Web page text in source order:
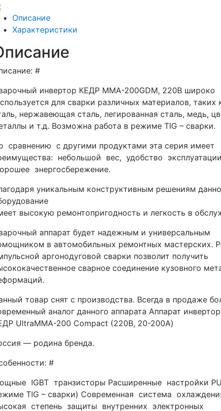
Описание
Характеристики
#
инвертор КЕДР MMA-200GDM, 220В широко
для сварки различных материалов, таких
нержавеющая сталь, легированная сталь, медь,
и т.д. Возможна работа в режиме TIG – сварки.
сравнению с другими продуктами эта серия имеет
небольшой вес, удобство
энергосбережение.
уникальным конструктивным решениям
высокую ремонтопригодность и легкость в
аппарат будет надежным и универсальным
в автомобильных ремонтных мастерских.
аргонодуговой сварки позволит получить
сварное соединение кузовного
товар снят с производства. Всегда в продаже
аналог данного аппарата Аппарат
UltraMMA-200 Compact (220В, 20-200А)
— родина бренда.
#
IGBT транзисторы Расширенные настройки
TIG – сварки) Современная система
степень защиты внутренних электронных